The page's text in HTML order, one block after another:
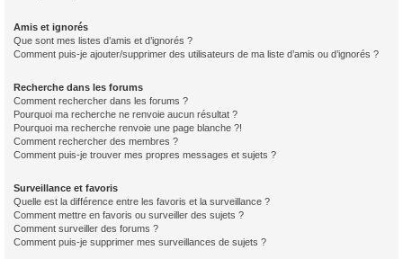
Amis et ignorés
Que sont mes listes d’amis et d’ignorés ?
Comment puis-je ajouter/supprimer des utilisateurs de ma liste d’amis ou d’ignorés ?
Recherche dans les forums
Comment rechercher dans les forums ?
Pourquoi ma recherche ne renvoie aucun résultat ?
Pourquoi ma recherche renvoie une page blanche ?!
Comment rechercher des membres ?
Comment puis-je trouver mes propres messages et sujets ?
Surveillance et favoris
Quelle est la différence entre les favoris et la surveillance ?
Comment mettre en favoris ou surveiller des sujets ?
Comment surveiller des forums ?
Comment puis-je supprimer mes surveillances de sujets ?